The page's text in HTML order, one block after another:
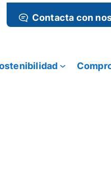
Contacta con